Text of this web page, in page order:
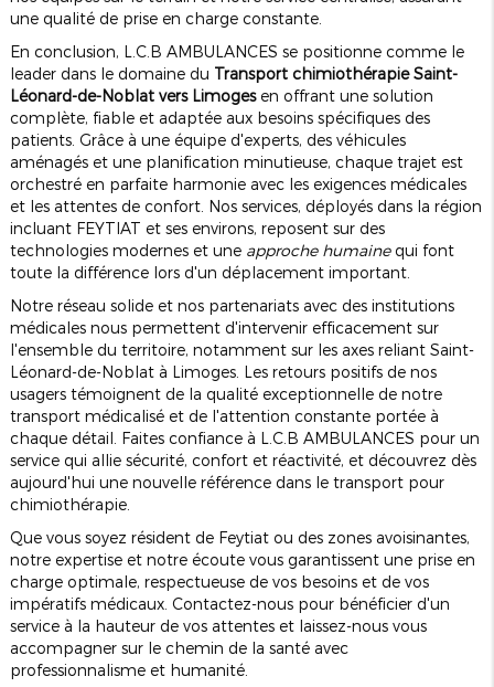
une qualité de prise en charge constante.
En conclusion, L.C.B AMBULANCES se positionne comme le
leader dans le domaine du Transport chimiothérapie Saint-
Léonard-de-Noblat vers Limogesen offrant une solution
complète, fiable et adaptée aux besoins spécifiques des
patients. Grâce à une équipe d'experts, des véhicules
aménagés et une planification minutieuse, chaque trajet est
orchestré en parfaite harmonie avec les exigences médicales
et les attentes de confort. Nos services, déployés dans la région
incluant FEYTIAT et ses environs, reposent sur des
technologies modernes et une approche humainequi font
toute la différence lors d'un déplacement important.
Notre réseau solide et nos partenariats avec des institutions
médicales nous permettent d'intervenir efficacement sur
l'ensemble du territoire, notamment sur les axes reliant Saint-
Léonard-de-Noblat à Limoges. Les retours positifs de nos
usagers témoignent de la qualité exceptionnelle de notre
transport médicalisé et de l'attention constante portée à
chaque détail. Faites confiance à L.C.B AMBULANCES pour un
service qui allie sécurité, confort et réactivité, et découvrez dès
aujourd'hui une nouvelle référence dans le transport pour
chimiothérapie.
Que vous soyez résident de Feytiat ou des zones avoisinantes,
notre expertise et notre écoute vous garantissent une prise en
charge optimale, respectueuse de vos besoins et de vos
impératifs médicaux. Contactez-nous pour bénéficier d'un
service à la hauteur de vos attentes et laissez-nous vous
accompagner sur le chemin de la santé avec
professionnalisme et humanité.